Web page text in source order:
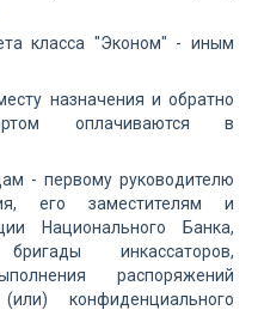
класса "Эконом" - иным
назначения и обратно
оплачиваются в
- первому руководителю
его заместителям и
Национального Банка,
инкассаторов,
распоряжений
конфиденциального